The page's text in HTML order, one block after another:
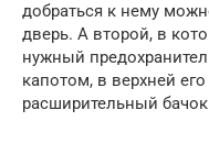
добраться к нему
дверь. А второй, в
нужный
капотом, в верхней
расширительный